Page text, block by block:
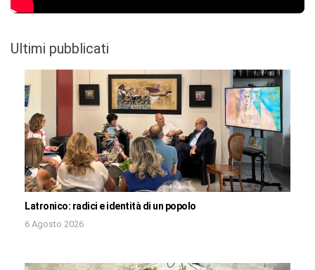
Ultimi pubblicati
Latronico: radici e identità di un popolo
6 Agosto 2026